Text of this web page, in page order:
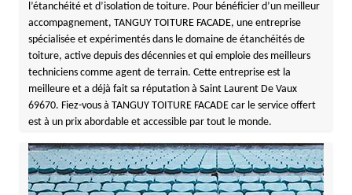
l’étanchéité et d’isolation de toiture. Pour bénéficier d’un meilleur
accompagnement, TANGUY TOITURE FACADE, une entreprise
spécialisée et expérimentés dans le domaine de étanchéités de
toiture, active depuis des décennies et qui emploie des meilleurs
techniciens comme agent de terrain. Cette entreprise est la
meilleure et a déjà fait sa réputation à Saint Laurent De Vaux
69670. Fiez-vous à TANGUY TOITURE FACADE car le service offert
est à un prix abordable et accessible par tout le monde.